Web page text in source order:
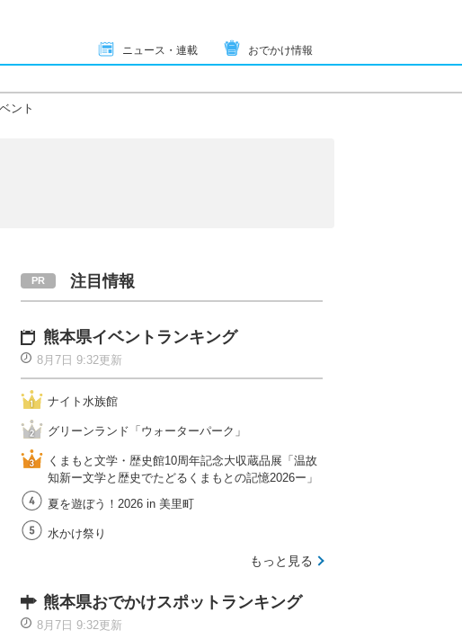
ニュース・連載 おでかけ情報
ント
注目情報
熊本県イベントランキング
8月7日 9:32更新
ナイト水族館
グリーンランド「ウォーターパーク」
くまもと文学・歴史館10周年記念大収蔵品展「温故
知新ー文学と歴史でたどるくまもとの記憶2026ー」
夏を遊ぼう！2026 in 美里町
水かけ祭り
もっと見る
熊本県おでかけスポットランキング
8月7日 9:32更新